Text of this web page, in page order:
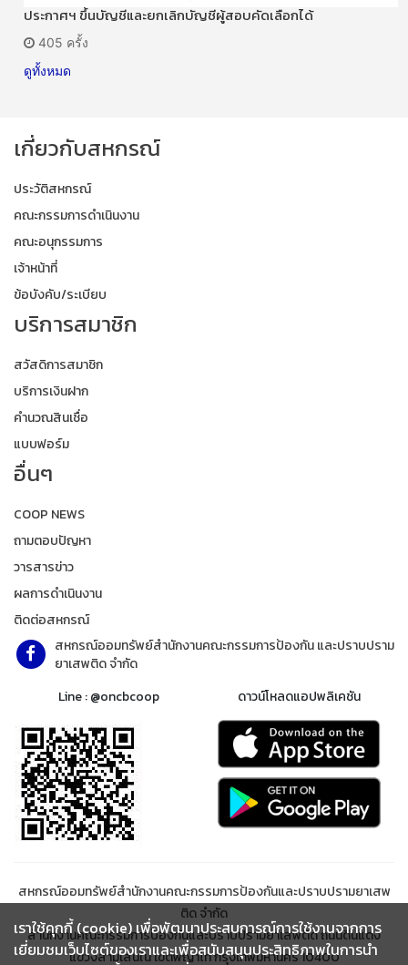
ประกาศฯ ขึ้นบัญชีและยกเลิกบัญชีผู้สอบคัดเลือกได้
405 ครั้ง
ดูทั้งหมด
เกี่ยวกับสหกรณ์
ประวัติสหกรณ์
คณะกรรมการดำเนินงาน
คณะอนุกรรมการ
เจ้าหน้าที่
ข้อบังคับ/ระเบียบ
บริการสมาชิก
สวัสดิการสมาชิก
บริการเงินฝาก
คำนวณสินเชื่อ
แบบฟอร์ม
อื่นๆ
COOP NEWS
ถามตอบปัญหา
วารสารข่าว
ผลการดำเนินงาน
ติดต่อสหกรณ์
สหกรณ์ออมทรัพย์สำนักงานคณะกรรมการป้องกัน และปราบปราม
ยาเสพติด จำกัด
Line : @oncbcoop
ดาวน์โหลดแอปพลิเคชัน
สหกรณ์ออมทรัพย์สำนักงานคณะกรรมการป้องกันและปราบปรามยาเสพ
ติด จำกัด
สำนักงานคณะกรรมการป้องกันและปราบปรามยาเสพติด ถนนดินแดง
แขวงสามเสนใน เขตพญาไท กรุงเทพมหานคร 10400
เราใช้คุกกี้ (cookie) เพื่อพัฒนาประสบการณ์การใช้งานจากการ
เยี่ยมชมเว็บไซต์ของเราและเพื่อสนับสนุนประสิทธิภาพในการนำ